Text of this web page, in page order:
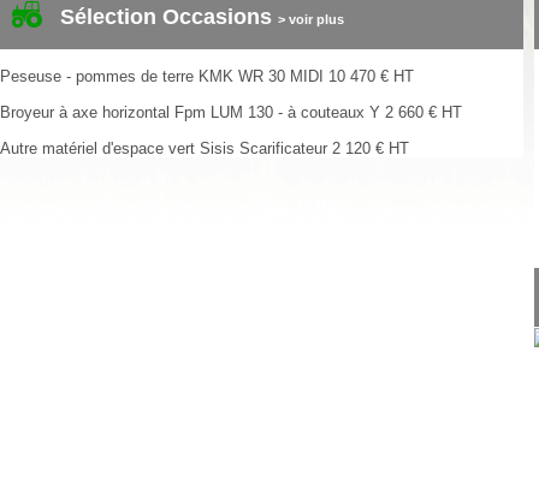
Sélection Occasions > voir plus
Peseuse - pommes de terre KMK WR 30 MIDI 10 470 € HT
Broyeur à axe horizontal Fpm LUM 130 - à couteaux Y 2 660 € HT
Autre matériel d'espace vert Sisis Scarificateur 2 120 € HT